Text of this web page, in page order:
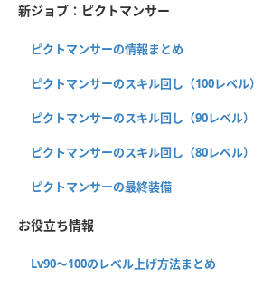
新ジョブ：ピクトマンサー
ピクトマンサーの情報まとめ
ピクトマンサーのスキル回し（100レベル）
ピクトマンサーのスキル回し（90レベル）
ピクトマンサーのスキル回し（80レベル）
ピクトマンサーの最終装備
お役立ち情報
Lv90〜100のレベル上げ方法まとめ